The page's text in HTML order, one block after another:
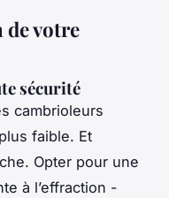
votre
sécurité
cambrioleurs
faible. Et
Opter pour une
à l’effraction -